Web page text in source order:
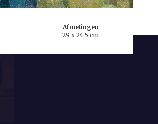
Afmetingen
29 x 24,5 cm